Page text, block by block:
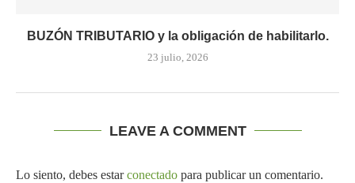
BUZÓN TRIBUTARIO y la obligación de habilitarlo.
23 julio, 2026
LEAVE A COMMENT
Lo siento, debes estarconectado para publicar un comentario.